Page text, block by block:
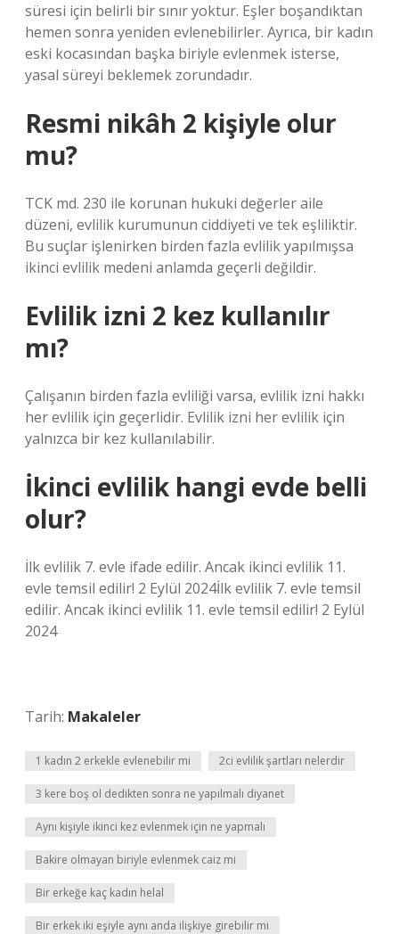
süresi için belirli bir sınır yoktur. Eşler boşandıktan
hemen sonra yeniden evlenebilirler. Ayrıca, bir kadın
eski kocasından başka biriyle evlenmek isterse,
yasal süreyi beklemek zorundadır.
Resmi nikâh 2 kişiyle olur
mu?
TCK md. 230 ile korunan hukuki değerler aile
düzeni, evlilik kurumunun ciddiyeti ve tek eşliliktir.
Bu suçlar işlenirken birden fazla evlilik yapılmışsa
ikinci evlilik medeni anlamda geçerli değildir.
Evlilik izni 2 kez kullanılır
mı?
Çalışanın birden fazla evliliği varsa, evlilik izni hakkı
her evlilik için geçerlidir. Evlilik izni her evlilik için
yalnızca bir kez kullanılabilir.
İkinci evlilik hangi evde belli
olur?
İlk evlilik 7. evle ifade edilir. Ancak ikinci evlilik 11.
evle temsil edilir! 2 Eylül 2024İlk evlilik 7. evle temsil
edilir. Ancak ikinci evlilik 11. evle temsil edilir! 2 Eylül
2024
Tarih: Makaleler
1 kadın 2 erkekle evlenebilir mi 2ci evlilik şartları nelerdir
3 kere boş ol dedikten sonra ne yapılmalı diyanet
Aynı kişiyle ikinci kez evlenmek için ne yapmalı
Bakire olmayan biriyle evlenmek caiz mi
Bir erkeğe kaç kadın helal
Bir erkek iki eşiyle aynı anda ilişkiye girebilir mi